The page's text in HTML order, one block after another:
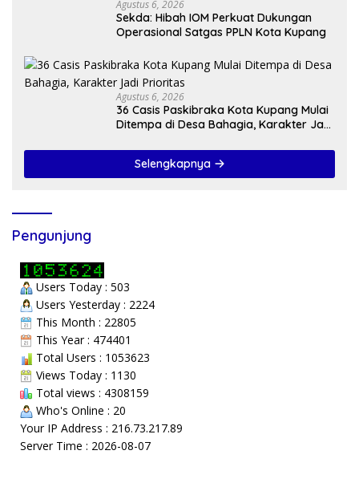
Agustus 6, 2026
Sekda: Hibah IOM Perkuat Dukungan
Operasional Satgas PPLN Kota Kupang
Agustus 6, 2026
36 Casis Paskibraka Kota Kupang Mulai
Ditempa di Desa Bahagia, Karakter Jadi
Selengkapnya
Pengunjung
Users Today : 503
Users Yesterday : 2224
This Month : 22805
This Year : 474401
Total Users : 1053623
Views Today : 1130
Total views : 4308159
Who's Online : 20
Your IP Address : 216.73.217.89
Server Time : 2026-08-07